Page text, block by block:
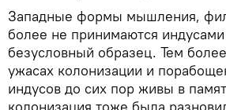
Западные формы мышления,
более не принимаются
безусловный образец. Тем
ужасах колонизации и
индусов до сих пор живы в
колонизация тоже была